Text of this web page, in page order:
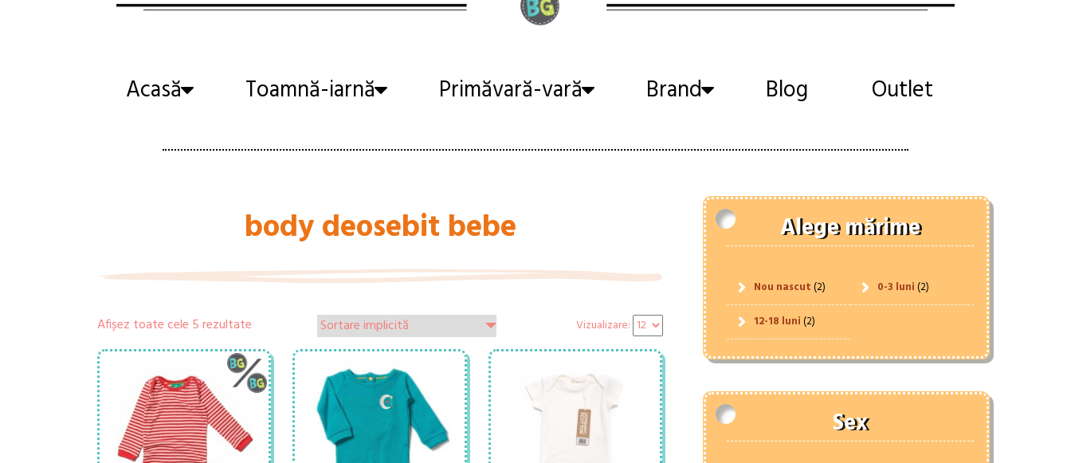
Acasă Toamnă-iarnă Primăvară-vară Brand Blog Outlet
body deosebit bebe
Afișez toate cele 5 rezultate Vizualizare:
Alege mărime
Nou nascut(2) 0-3 luni(2)
12-18 luni(2)
Sex